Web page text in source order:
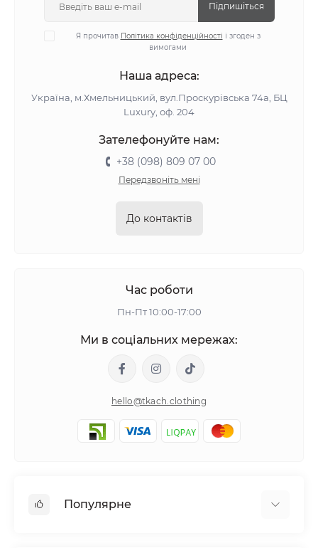
Підпишіться
Я прочитав Політика конфіденційності і згоден з
вимогами
Наша адреса:
Україна, м.Хмельницький, вул.Проскурівська 74а, БЦ
Luxury, оф. 204
Зателефонуйте нам:
+38 (098) 809 07 00
Передзвоніть мені
До контактів
Час роботи
Пн-Пт 10:00-17:00
Ми в соціальних мережах:
hello@tkach.clothing
Популярне